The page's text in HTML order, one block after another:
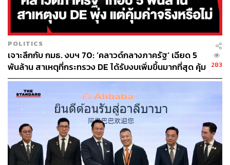
อ้างอิง:
https://www.ceraweek.com/en/speakers/uwem-ukpo
ng-1060-2518
https://www.aboutamazon.com/news/company-news/
aws-ceo-matt-garman-leadership-update
สามารถติดตาม THE STANDARD WEALTH
ผ่านแอปพลิเคชันต่างๆ ที่คุณสะดวกหรือใช้งานอยู่แล้วได้เลย
POLITICS
เจาะลึกกับ กมธ. งบฯ 70: ‘คลาวด์กลางภาครัฐ’ เฉียด 5
พันล้าน สาเหตุที่กระทรวง DE ได้รับงบเพิ่มขึ้นมากที่สุด คุ้ม
ค่าจริงหรือไม่
283